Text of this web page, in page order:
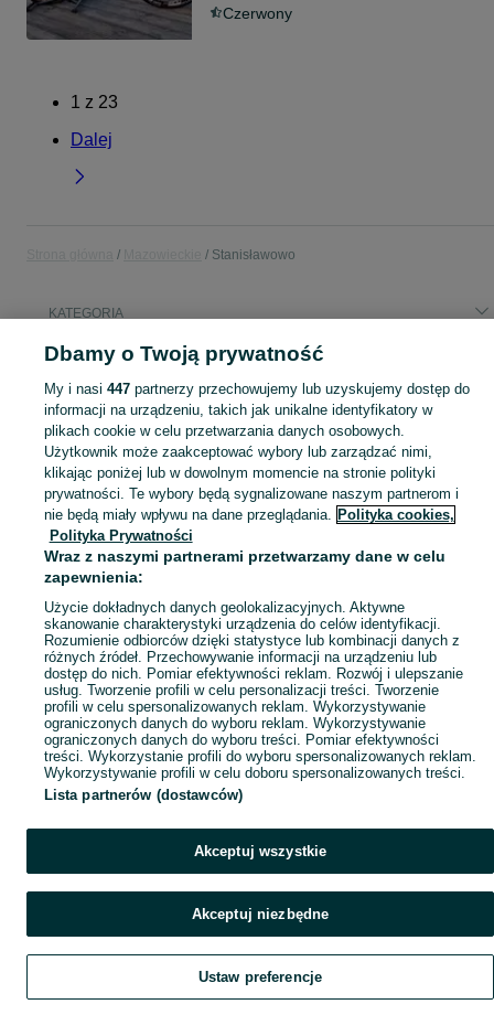
Czerwony
1 z 23
Dalej
Stanisławowo
KATEGORIA
Popularne wyszukiwania
dk trans modlin
Skorzystaj z największego serwisu ogłoszeniowego - Stanisławowo i okolice! Kupuj to, czego pragniesz i sprzedawaj to, czego już nie potrzebujesz! Zobacz
Mapa kategorii
Mapa miejscowości
Mapa ministron
Szukaj Obserwujesz Dodaj Czat Konto
Dbamy o Twoją prywatność
My i nasi 447partnerzy przechowujemy lub uzyskujemy dostęp do
informacji na urządzeniu, takich jak unikalne identyfikatory w
plikach cookie w celu przetwarzania danych osobowych.
Użytkownik może zaakceptować wybory lub zarządzać nimi,
klikając poniżej lub w dowolnym momencie na stronie polityki
prywatności. Te wybory będą sygnalizowane naszym partnerom i
nie będą miały wpływu na dane przeglądania. Polityka cookies,
Polityka Prywatności
Wraz z naszymi partnerami przetwarzamy dane w celu
zapewnienia:
Użycie dokładnych danych geolokalizacyjnych. Aktywne
skanowanie charakterystyki urządzenia do celów identyfikacji.
Rozumienie odbiorców dzięki statystyce lub kombinacji danych z
różnych źródeł. Przechowywanie informacji na urządzeniu lub
dostęp do nich. Pomiar efektywności reklam. Rozwój i ulepszanie
usług. Tworzenie profili w celu personalizacji treści. Tworzenie
profili w celu spersonalizowanych reklam. Wykorzystywanie
ograniczonych danych do wyboru reklam. Wykorzystywanie
ograniczonych danych do wyboru treści. Pomiar efektywności
treści. Wykorzystanie profili do wyboru spersonalizowanych reklam.
Wykorzystywanie profili w celu doboru spersonalizowanych treści.
Lista partnerów (dostawców)
Akceptuj wszystkie
Akceptuj niezbędne
Ustaw preferencje